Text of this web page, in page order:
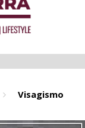
Visagismo